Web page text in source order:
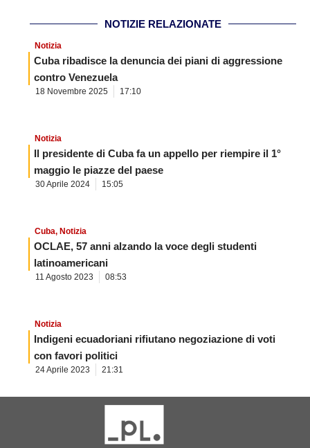
NOTIZIE RELAZIONATE
Notizia
Cuba ribadisce la denuncia dei piani di aggressione
contro Venezuela
18 Novembre 2025 17:10
Notizia
Il presidente di Cuba fa un appello per riempire il 1°
maggio le piazze del paese
30 Aprile 2024 15:05
Cuba, Notizia
OCLAE, 57 anni alzando la voce degli studenti
latinoamericani
11 Agosto 2023 08:53
Notizia
Indigeni ecuadoriani rifiutano negoziazione di voti
con favori politici
24 Aprile 2023 21:31